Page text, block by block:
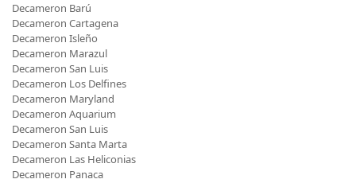
Decameron Barú
Decameron Cartagena
Decameron Isleño
Decameron Marazul
Decameron San Luis
Decameron Los Delfines
Decameron Maryland
Decameron Aquarium
Decameron San Luis
Decameron Santa Marta
Decameron Las Heliconias
Decameron Panaca